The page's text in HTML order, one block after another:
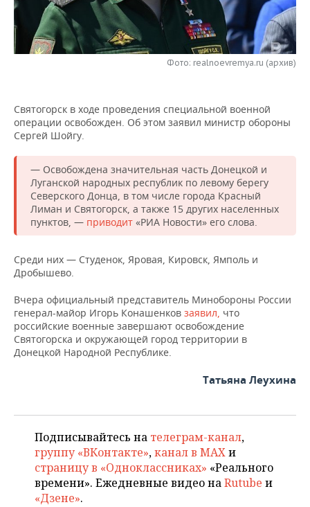
НЕФТЕХИМИЯ
НЕФТЬ
РОЗНИЧНАЯ ТОРГОВЛЯ
ТРАНСПОРТ
НОВОСТИ ТЕХНОЛОГИЙ
IT
ТЕЛЕКОММУНИКАЦИИ
МЕРОПРИЯТИЯ
НОВОСТИ МЕРОПРИЯТИЙ
БИЗНЕС-БРАНЧИ
ONLINE-КОНФЕРЕНЦИИ
ОТКРЫТАЯ ЛЕКЦИЯ
СПОРТ
ФУТБОЛ
ХОККЕЙ
БАСКЕТБОЛ
ВОЛЕЙБОЛ
ФИГУРНОЕ КАТАНИЕ
ВОДНЫЕ ВИДЫ СПОРТА
ХОККЕЙ С МЯЧОМ
НОВОСТИ ОБЩЕСТВА
ВЛАСТЬ
ИНФРАСТРУКТУРА
ИСТОРИЯ
МЕДИЦИНА
ОБРАЗОВАНИЕ
ПРОИСШЕСТВИЯ
ФОТОГАЛЕРЕЯ
СЮЖЕТЫ
СПРАВОЧНИК
СПИСОК ПЕРСОН
ПОЛНАЯ ВЕРСИЯ
Фото: realnoevremya.ru (архив)
Святогорск в ходе проведения специальной военной
операции освобожден. Об этом заявил министр обороны
Сергей Шойгу.
— Освобождена значительная часть Донецкой и
Луганской народных республик по левому берегу
Северского Донца, в том числе города Красный
Лиман и Святогорск, а также 15 других населенных
пунктов, — приводит «РИА Новости» его слова.
Среди них — Студенок, Яровая, Кировск, Ямполь и
Дробышево.
Вчера официальный представитель Минобороны России
генерал-майор Игорь Конашенков заявил, что
российские военные завершают освобождение
Святогорска и окружающей город территории в
Донецкой Народной Республике.
Татьяна Леухина
Подписывайтесь на телеграм-канал,
группу «ВКонтакте»,канал в MAXи
страницу в «Одноклассниках» «Реального
времени». Ежедневные видео наRutube и
«Дзене».